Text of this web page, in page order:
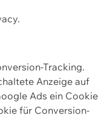
Tracking.
Anzeige auf
Ads ein Cookie
für Conversion-